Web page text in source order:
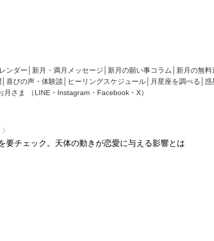
ンダー 新月・満月メッセージ 新月の願い事コラム
新月の無
喜びの声・体験談 ヒーリングスケジュール 月星座を調べる
惑
月さま （LINE ・ Instagram ・ Facebook ・ X）
要チェック。天体の動きが恋愛に与える影響とは